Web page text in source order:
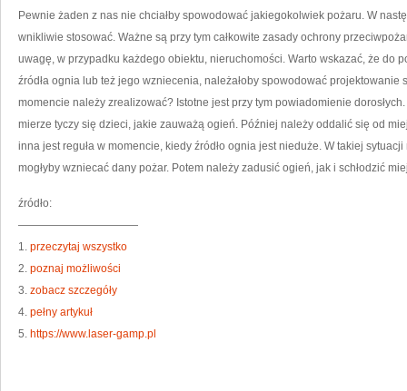
Pewnie żaden z nas nie chciałby spowodować jakiegokolwiek pożaru. W
wnikliwie stosować. Ważne są przy tym całkowite zasady ochrony
uwagę, w przypadku każdego obiektu, nieruchomości. Warto wskazać, że do
źródła ognia lub też jego wzniecenia, należałoby spowodować projektowanie
momencie należy zrealizować? Istotne jest przy tym powiadomienie
mierze tyczy się dzieci, jakie zauważą ogień. Później należy oddalić się od
inna jest reguła w momencie, kiedy źródło ognia jest nieduże. W takiej
mogłyby wzniecać dany pożar. Potem należy zadusić ogień, jak i schłodzić
źródło:
———————————
1. przeczytaj wszystko
2. poznaj możliwości
3. zobacz szczegóły
4. pełny artykuł
5. https://www.laser-gamp.pl